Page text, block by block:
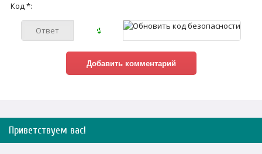
Код *:
Приветствуем вас!